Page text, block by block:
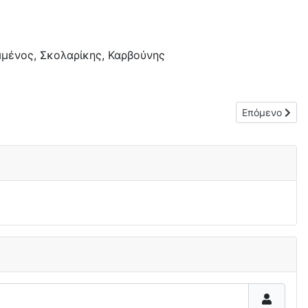
Σκολαρίκης, Καρβούνης
Επόμενο
Επόμενο